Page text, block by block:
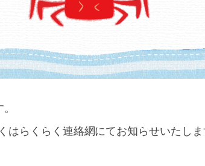
はらくらく連絡網にてお知らせいたしま